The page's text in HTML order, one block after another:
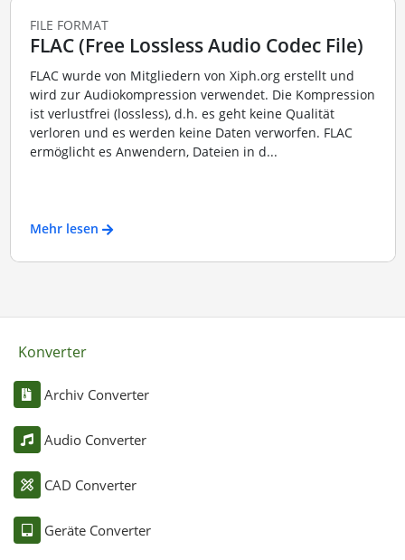
FILE FORMAT
FLAC (Free Lossless Audio Codec File)
FLAC wurde von Mitgliedern von Xiph.org erstellt und
wird zur Audiokompression verwendet. Die Kompression
ist verlustfrei (lossless), d.h. es geht keine Qualität
verloren und es werden keine Daten verworfen. FLAC
ermöglicht es Anwendern, Dateien in d...
Mehr lesen
Konverter
Archiv Converter
Audio Converter
CAD Converter
Geräte Converter